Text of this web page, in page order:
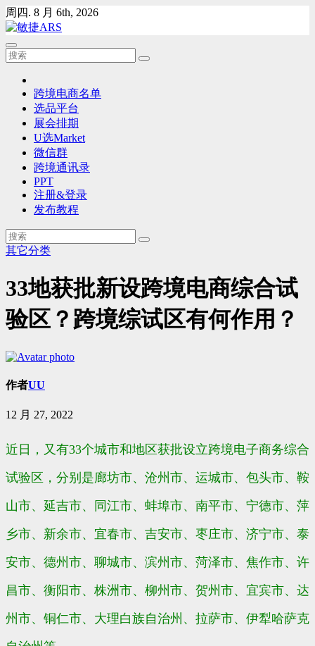
Skip
to
content
周四. 8 月 6th, 2026
跨境电商名单
选品平台
展会排期
U选Market
微信群
跨境通讯录
PPT
注册&登录
发布教程
其它分类
33地获批新设跨境电商综合试
验区？跨境综试区有何作用？
作者UU
12 月 27, 2022
近日，又有33个城市和地区获批设立跨境电子商务综合
试验区，分别是廊坊市、沧州市、运城市、包头市、鞍
山市、延吉市、同江市、蚌埠市、南平市、宁德市、萍
乡市、新余市、宜春市、吉安市、枣庄市、济宁市、泰
安市、德州市、聊城市、滨州市、菏泽市、焦作市、许
昌市、衡阳市、株洲市、柳州市、贺州市、宜宾市、达
州市、铜仁市、大理白族自治州、拉萨市、伊犁哈萨克